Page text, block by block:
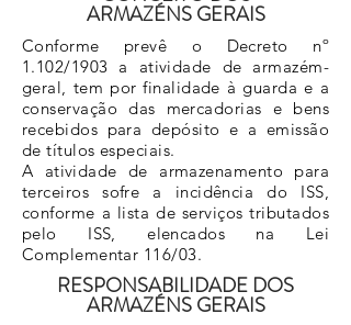
ARMAZÉNS GERAIS
Conforme prevê o Decreto nº
1.102/1903 a atividade de armazém-
geral, tem por finalidade à guarda e a
conservação das mercadorias e bens
recebidos para depósito e a emissão
de títulos especiais.
A atividade de armazenamento para
terceiros sofre a incidência do ISS,
conforme a lista de serviços tributados
pelo ISS, elencados na Lei
Complementar 116/03.
RESPONSABILIDADE DOS
ARMAZÉNS GERAIS